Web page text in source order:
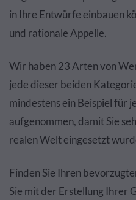
in Ihre Entwürfe einbauen
und rationale Appelle.
Wir haben 23 Arten von
jede dieser beiden
mindestens ein Beispiel für
aufgenommen, damit Sie
realen Welt eingesetzt
Finden Sie Ihren
Sie mit der Erstellung Ihrer